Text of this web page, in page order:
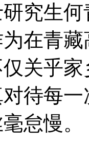
生何
在青
关乎
待每
怠慢。